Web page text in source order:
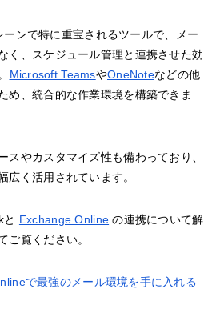
ンで特に重宝されるツールで、メー
く、スケジュール管理と連携させた効
Microsoft TeamsやOneNoteなどの他
め、統合的な作業環境を構築できま
スやカスタマイズ性も備わっており、
広く活用されています。
Exchange Online の連携について解
ご覧ください。
で最強のメール環境を手に入れる